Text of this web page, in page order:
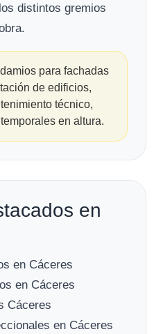
distintos gremios
para fachadas
de edificios,
técnico,
en altura.
en
en Cáceres
en Cáceres
Cáceres
en Cáceres